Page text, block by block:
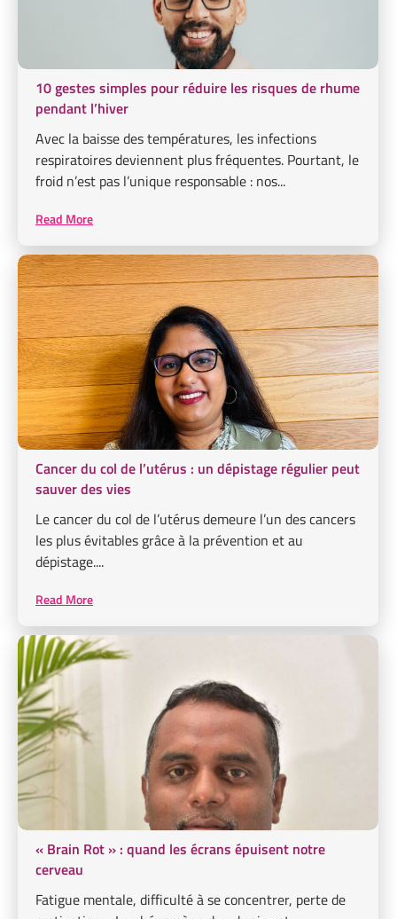
10 gestes simples pour réduire les risques de rhume
pendant l’hiver
Avec la baisse des températures, les infections
respiratoires deviennent plus fréquentes. Pourtant, le
froid n’est pas l’unique responsable : nos...
Read More
Cancer du col de l’utérus : un dépistage régulier peut
sauver des vies
Le cancer du col de l’utérus demeure l’un des cancers
les plus évitables grâce à la prévention et au
dépistage....
Read More
« Brain Rot » : quand les écrans épuisent notre
cerveau
Fatigue mentale, difficulté à se concentrer, perte de